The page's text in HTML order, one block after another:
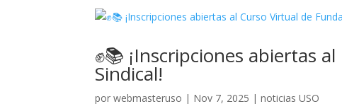
✊📚 ¡Inscripciones abiertas
Sindical!
porwebmasteruso | Nov 7, 2025 |noticias USO